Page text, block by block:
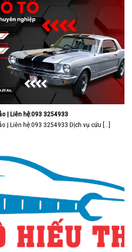
| Liên hệ:093 3254933
| Liên hệ:093 3254933 Dịch vụ cứu [...]